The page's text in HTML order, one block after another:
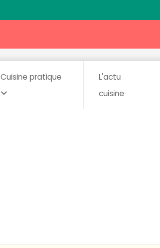
Cuisine pratique
L'actu
cuisine